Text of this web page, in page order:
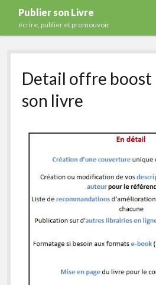
Publier son Livre
écrire, publier et promouvoir
Accueil
Formations
Services
Maisons d’édition
Contact
facebookinstagram
youtubeemail-
Detail offre
son livre